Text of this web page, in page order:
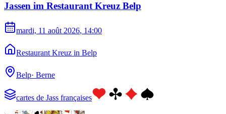
Jassen im Restaurant Kreuz Belp
mardi, 11 août 2026, 14:00
Restaurant Kreuz in Belp
Belp· Berne
cartes de Jass françaises